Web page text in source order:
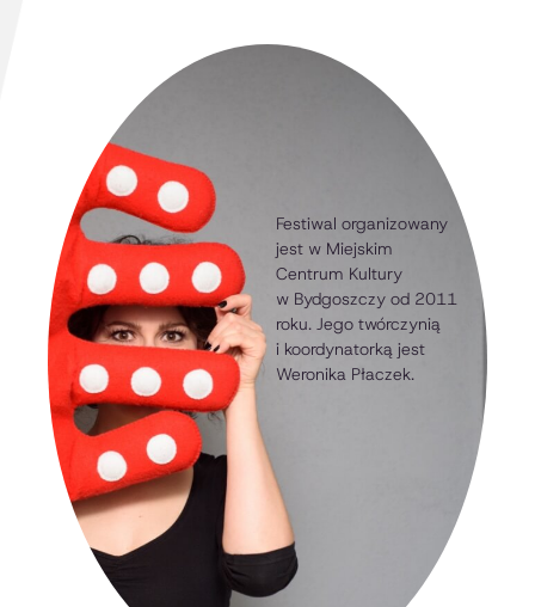
Festiwal organizowany
jest w Miejskim
Centrum Kultury
w Bydgoszczy od 2011
roku. Jego twórczynią
i koordynatorką jest
Weronika Płaczek.